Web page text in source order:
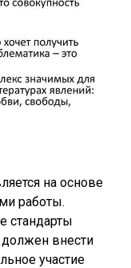
на основе
работы.
стандарты
внести
участие